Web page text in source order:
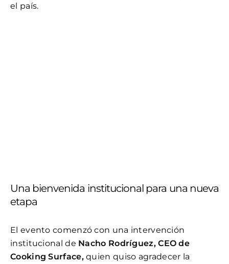
el país.
Una bienvenida institucional para una nueva
etapa
El evento comenzó con una intervención
institucional de Nacho Rodríguez, CEO de
Cooking Surface,quien quiso agradecer la